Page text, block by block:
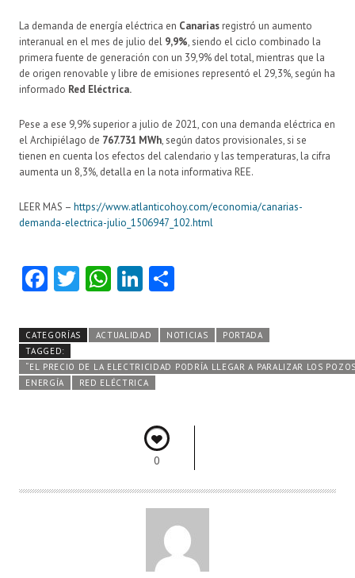
La demanda de energía eléctrica en Canarias registró un aumento
interanual en el mes de julio del 9,9%, siendo el ciclo combinado la
primera fuente de generación con un 39,9% del total, mientras que la
de origen renovable y libre de emisiones representó el 29,3%, según ha
informado Red Eléctrica.
Pese a ese 9,9% superior a julio de 2021, con una demanda eléctrica en
el Archipiélago de 767.731 MWh, según datos provisionales, si se
tienen en cuenta los efectos del calendario y las temperaturas, la cifra
aumenta un 8,3%, detalla en la nota informativa REE.
LEER MAS – https://www.atlanticohoy.com/economia/canarias-
demanda-electrica-julio_1506947_102.html
Fa
b
o
o
T
itt
er
W
ts
A
p
Li
e
dI
n
m
pa
rti
CATEGORÍAS ACTUALIDAD NOTICIAS
PORTADA
TAGGED:
“EL PRECIO DE LA ELECTRICIDAD PODRÍA LLEGAR A PARALIZAR LOS
ENERGÍA
RED ELÉCTRICA
0